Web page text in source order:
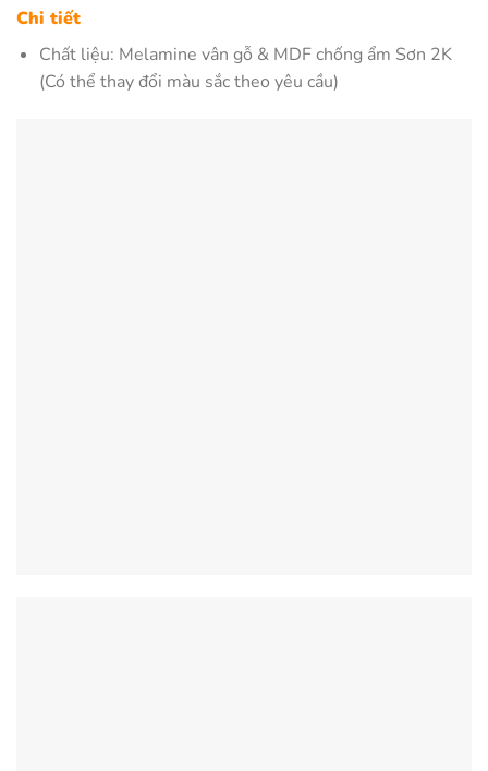
Chi tiết
Chất liệu: Melamine vân gỗ & MDF chống ẩm Sơn 2K
(Có thể thay đổi màu sắc theo yêu cầu)